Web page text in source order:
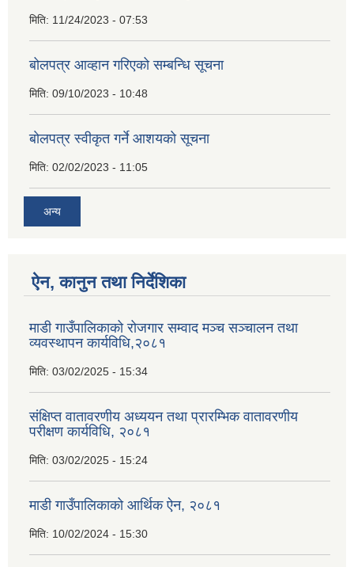
मिति: 11/24/2023 - 07:53
बोलपत्र आव्हान गरिएको सम्बन्धि सूचना
मिति: 09/10/2023 - 10:48
बाेलपत्र स्वीकृत गर्ने आशयकाे सूचना
मिति: 02/02/2023 - 11:05
अन्य
ऐन, कानुन तथा निर्देशिका
माडी गाउँपालिकाको रोजगार सम्वाद मञ्च सञ्चालन तथा
व्यवस्थापन कार्यविधि,२०८१
मिति: 03/02/2025 - 15:34
संक्षिप्त वातावरणीय अध्ययन तथा प्रारम्भिक वातावरणीय
परीक्षण कार्यविधि, २०८१
मिति: 03/02/2025 - 15:24
माडी गाउँपालिकाको आर्थिक ऐन, २०८१
मिति: 10/02/2024 - 15:30